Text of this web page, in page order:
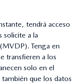
tendrá acceso
solicite a la
Tenga en
transfieren a los
solo en el
que los datos